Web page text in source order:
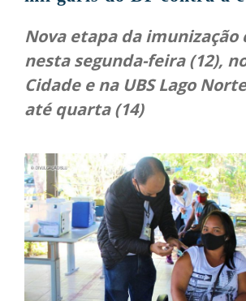
Nova etapa da imunização
nesta segunda-feira (12),
Cidade e na UBS Lago
até quarta (14)